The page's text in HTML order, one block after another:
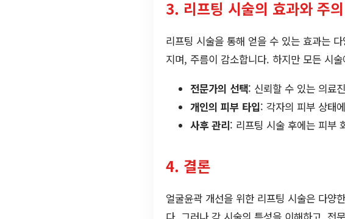
3. 리프팅 시술의 효과와 주
리프팅 시술을 통해 얻을 수 있는 효과는
지며, 주름이 감소합니다. 하지만 모든 시
전문가의 선택: 신뢰할 수 있는 의료
개인의 피부 타입: 각자의 피부 상태
사후 관리: 리프팅 시술 후에는 피부
4. 결론
얼굴윤곽 개선을 위한 리프팅 시술은 다양